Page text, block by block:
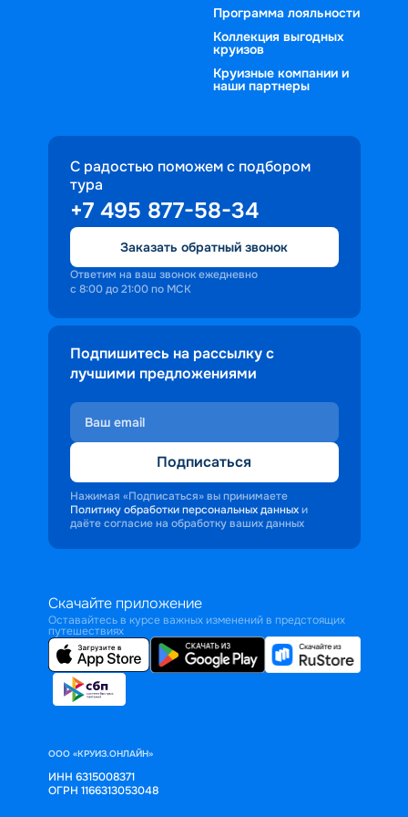
неповторимостью Москвы… В любом
случае множество положительных
эмоций и незабываемых впечатлений
вам даже не придется вставать из-за
компьютера, сделать это удобно за
несколько кликов. Выбирайте
комфортный и запоминающийся
отдых вместе с «Круиз.онлайн»!
Программа лояльности
Коллекция выгодных
круизов
Круизные компании и
наши партнеры
С радостью поможем с подбором
тура
+7 495 877-58-34
Заказать обратный звонок
Ответим на ваш звонок ежедневно
с 8:00 до 21:00 по МСК
Подпишитесь на рассылку с
лучшими предложениями
Подписаться
Нажимая «Подписаться» вы принимаете
Политику обработки персональных данных и
даёте согласие на обработку ваших данных
Скачайте приложение
Оставайтесь в курсе важных изменений в предстоящих
путешествиях
ООО «КРУИЗ.ОНЛАЙН»
ИНН 6315008371
ОГРН 1166313053048